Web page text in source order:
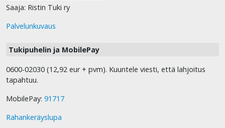
Saaja: Ristin Tuki ry
Palvelunkuvaus
Tukipuhelin ja MobilePay
0600-02030 (12,92 eur + pvm). Kuuntele viesti, että lahjoitus
tapahtuu.
MobilePay: 91717
Rahankeräyslupa